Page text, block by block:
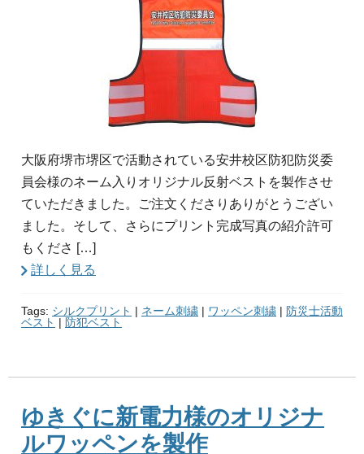
大阪府堺市堺区で活動されている安井校区防犯防災委
員会様のネーム入りオリジナル反射ベストを製作させ
ていただきました。ご注文くださりありがとうござい
ました。そして、さらにプリント完成写真の紹介許可
もくださ […]
詳しく見る
Tags: シルクプリント | ネーム刺繍 | ワッペン刺繍 | 防災士活動
ベスト | 防犯ベスト
ゆきぐに新電力様のオリジナ
ルワッペンを製作